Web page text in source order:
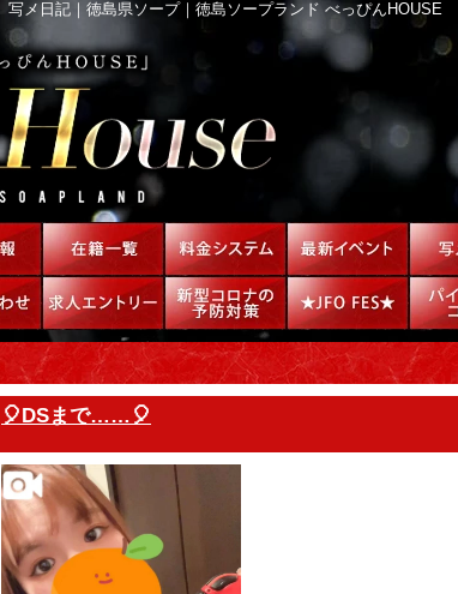
写メ日記｜徳島県ソープ｜徳島ソープランド べっぴんHOUSE
🎈DSまで……🎈